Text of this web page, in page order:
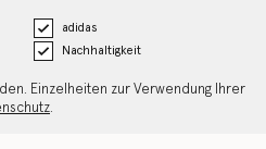
adidas
Nachhaltigkeit
Einzelheiten zur Verwendung Ihrer
.